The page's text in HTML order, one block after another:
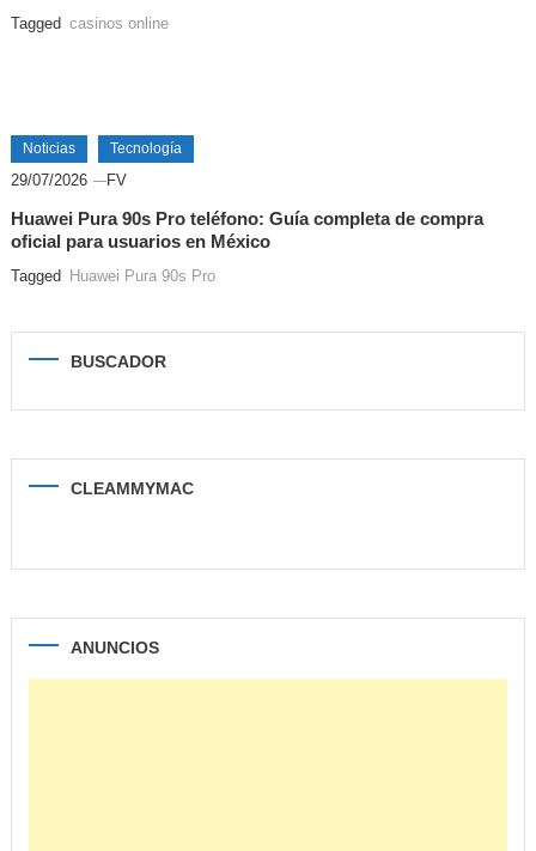
Tagged casinos online
Noticias Tecnología
29/07/2026 FV
Huawei Pura 90s Pro teléfono: Guía completa de compra
oficial para usuarios en México
Tagged Huawei Pura 90s Pro
BUSCADOR
CLEAMMYMAC
ANUNCIOS